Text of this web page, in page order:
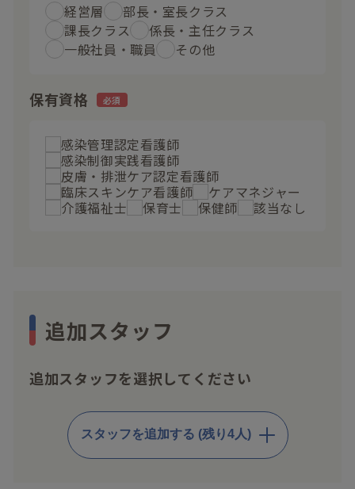
経営層
部長・室長クラス
課長クラス
係長・主任クラス
一般社員・職員
その他
保有資格
感染管理認定看護師
感染制御実践看護師
皮膚・排泄ケア認定看護師
臨床スキンケア看護師
ケアマネジャー
介護福祉士
保育士 保健師 該当なし
追加スタッフ
追加スタッフを選択してください
スタッフを追加する (残り4人)